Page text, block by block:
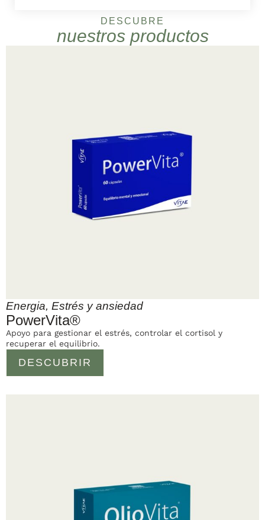
DESCUBRE
nuestros productos
Energia, Estrés y ansiedad
PowerVita®
DESCUBRIR
Apoyo para gestionar el estrés, controlar el cortisol y
recuperar el equilibrio.